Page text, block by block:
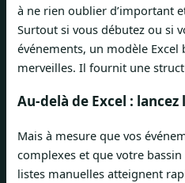
à ne rien oublier d’important
Surtout si vous débutez ou si
événements, un modèle
merveilles. Il fournit une
Au-delà de Excel :
Mais à mesure que vos
complexes et que votre bassin
listes manuelles atteignent